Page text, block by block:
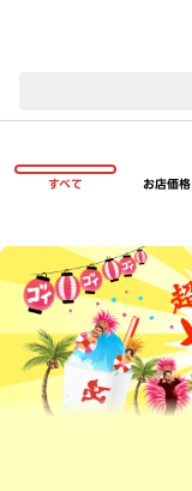
すべて お店価格
超ゴイゴイヤスー夏祭